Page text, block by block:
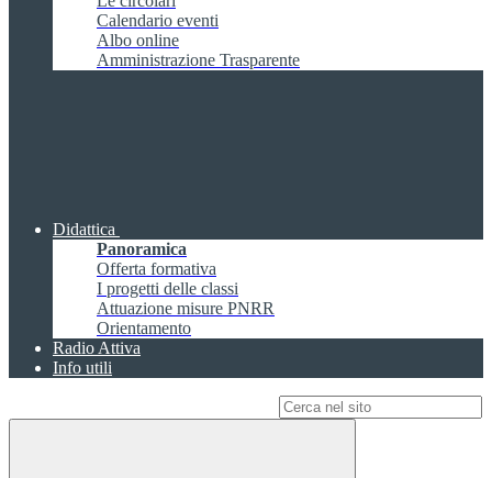
Calendario eventi
Albo online
Amministrazione Trasparente
Didattica
Panoramica
Offerta formativa
I progetti delle classi
Attuazione misure PNRR
Orientamento
Radio Attiva
Info utili